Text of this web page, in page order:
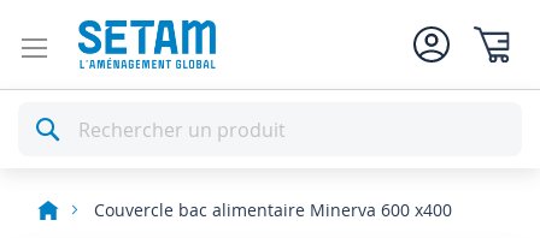
Rechercher
Couvercle bac alimentaire Minerva 600 x400